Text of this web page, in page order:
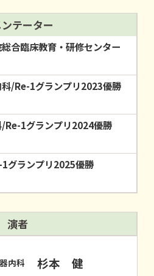
テーター
合臨床教育・研修センター
/Re-1グランプリ2023優勝
Re-1グランプリ2024優勝
グランプリ2025優勝
演者
内科
杉本 健